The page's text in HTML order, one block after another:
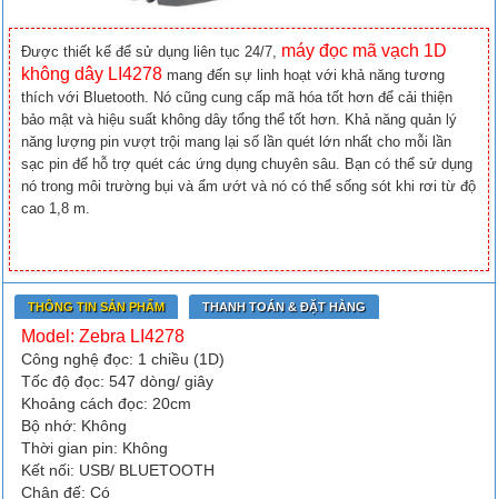
Được thiết kế để sử dụng liên tục 24/7, máy đọc mã vạch 1D
không dây LI4278 mang đến sự linh hoạt với khả năng tương
thích với Bluetooth. Nó cũng cung cấp mã hóa tốt hơn để cải thiện
bảo mật và hiệu suất không dây tổng thể tốt hơn. Khả năng quản lý
năng lượng pin vượt trội mang lại số lần quét lớn nhất cho mỗi lần
sạc pin để hỗ trợ quét các ứng dụng chuyên sâu. Bạn có thể sử dụng
nó trong môi trường bụi và ẩm ướt và nó có thể sống sót khi rơi từ độ
cao 1,8 m.
THÔNG TIN SẢN PHẨM THANH TOÁN & ĐẶT HÀNG
Model: Zebra LI4278
Công nghệ đọc: 1 chiều (1D)
Tốc độ đọc: 547 dòng/ giây
Khoảng cách đọc: 20cm
Bộ nhớ: Không
Thời gian pin: Không
Kết nối: USB/ BLUETOOTH
Chân đế: Có